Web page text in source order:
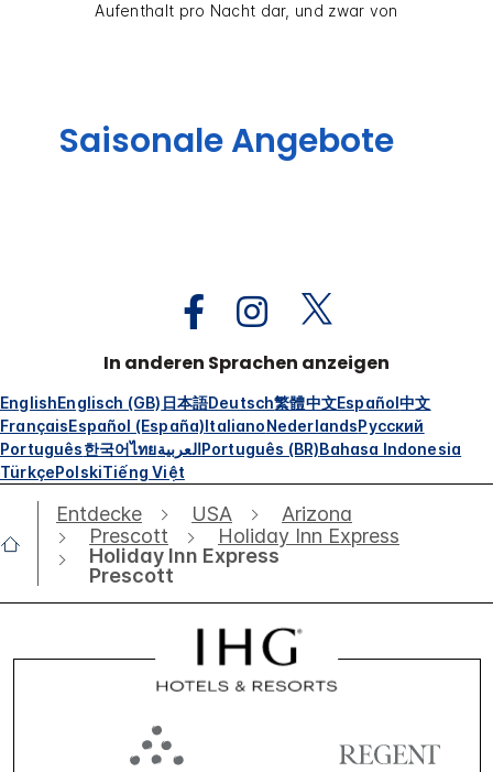
Aufenthalt pro Nacht dar, und zwar von
Saisonale Angebote
In anderen Sprachen anzeigen
EnglishEnglisch (GB) 日本語Deutsch繁體中文Español中文
FrançaisEspañol (España)ItalianoNederlandsРусский
Português한국어ไทยالعربيةPortuguês (BR)Bahasa Indonesia
TürkçePolskiTiếng Việt
Entdecke USA
Arizona
Prescott
Holiday Inn Express
Holiday Inn Express
Prescott